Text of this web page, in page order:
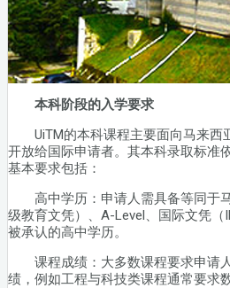
本科阶段的入学要求
UiTM的本科课程主要面向马来西
开放给国际申请者。其本科录取标准
基本要求包括：
高中学历：申请人需具备等同于马
级教育文凭）、A-Level、国际文凭（
被承认的高中学历。
课程成绩：大多数课程要求申请
绩，例如工程与科技类课程通常要求